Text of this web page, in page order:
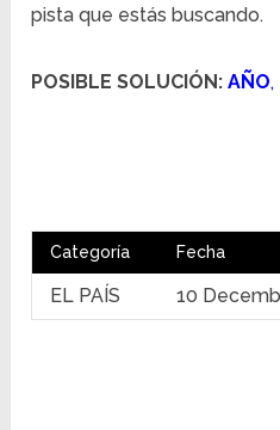
pista que estás buscando.
POSIBLE SOLUCIÓN: AÑO,
Categoría Fecha
EL PAÍS 10